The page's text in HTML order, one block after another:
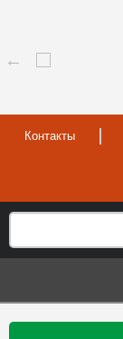
Контакты